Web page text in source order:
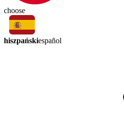
choose
hiszpańskiespañol